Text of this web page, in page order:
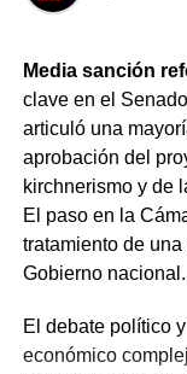
Media sanción
clave en el
articuló una
aprobación del
kirchnerismo y de
El paso en la
tratamiento de
Gobierno nacional.
El debate político
económico